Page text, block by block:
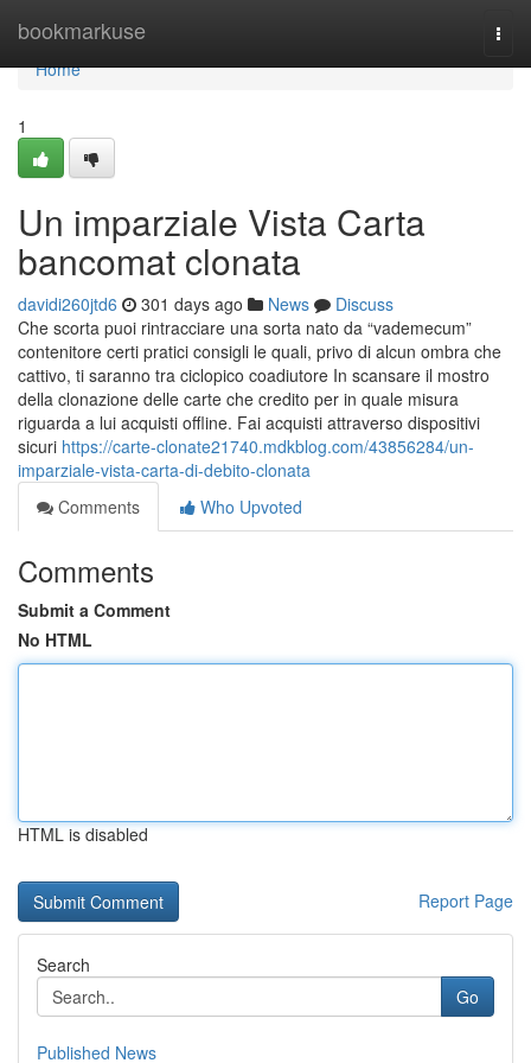
bookmarkuse
Home
Home
1
Un imparziale Vista Carta
bancomat clonata
davidi260jtd6 301 days ago News
Discuss
Che scorta puoi rintracciare una sorta nato da “vademecum”
contenitore certi pratici consigli le quali, privo di alcun ombra che
cattivo, ti saranno tra ciclopico coadiutore In scansare il mostro
della clonazione delle carte che credito per in quale misura
riguarda a lui acquisti offline. Fai acquisti attraverso dispositivi
sicuri https://carte-clonate21740.mdkblog.com/43856284/un-
imparziale-vista-carta-di-debito-clonata
Comments
Who Upvoted
Comments
Submit a Comment
No HTML
HTML is disabled
Report Page
Search
Go
Published News